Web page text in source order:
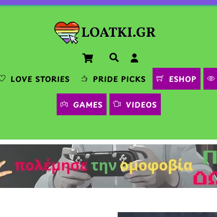
Cart Αναζήτηση
LOVE STORIES PRIDE PICKS ESHOP
GAMES VIDEOS